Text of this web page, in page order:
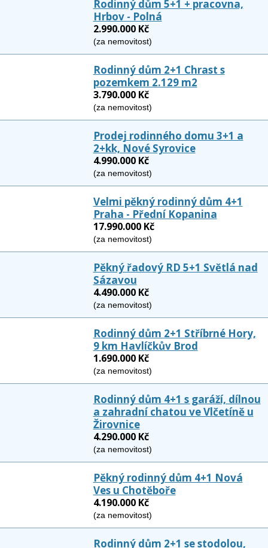
Rodinný dům 5+1 + pracovna,
Hrbov - Polná
2.990.000 Kč
(za nemovitost)
Rodinný dům 2+1 Chrast s
pozemkem 2.129 m2
3.790.000 Kč
(za nemovitost)
Prodej rodinného domu 3+1 a
2+kk, Nové Syrovice
4.990.000 Kč
(za nemovitost)
Velmi pěkný rodinný dům 4+1
Praha - Přední Kopanina
17.990.000 Kč
(za nemovitost)
Pěkný řadový RD 5+1 Světlá nad
Sázavou
4.490.000 Kč
(za nemovitost)
Rodinný dům 2+1 Stříbrné Hory,
9 km Havlíčkův Brod
1.690.000 Kč
(za nemovitost)
Rodinný dům 4+1 s garáží, dílnou
a zahradní chatou ve Vlčetíně u
Žirovnice
4.290.000 Kč
(za nemovitost)
Pěkný rodinný dům 4+1 Nová
Ves u Chotěboře
4.190.000 Kč
(za nemovitost)
Rodinný dům 2+1 se stodolou,